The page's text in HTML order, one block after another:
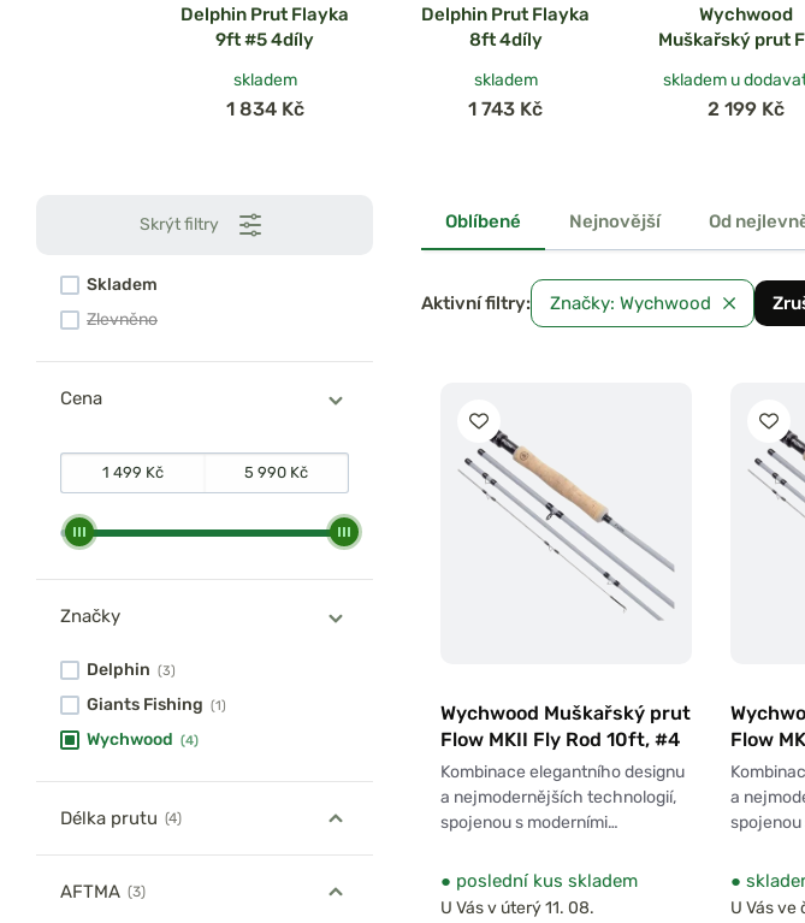
Delphin Prut Flayka
9ft #5 4díly
skladem
1 834 Kč
Delphin Prut Flayka
8ft 4díly
skladem
1 743 Kč
Wychwood
Muškařský prut
#4
skladem u
2 199 Kč
Skrýt filtry
Skladem
Zlevněno
Cena
Značky
Delphin (3)
Giants Fishing (1)
Wychwood (4)
Délka prutu (4)
AFTMA (3)
Oblíbené Nejnovější Od
Aktivní filtry: Značky: Wychwood
Wychwood Muškařský prut
Flow MKII Fly Rod 10ft, #4
Kombinace elegantního designu
a nejmodernějších technologií,
spojenou s moderními…
● poslední kus skladem
U Vás v úterý 11. 08.
Flow
a
spojenou
●
U Vás ve